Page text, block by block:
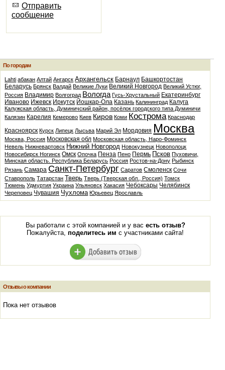
Отправить
сообщение
По городам
Lahti абакан Алтай Ангарск Архангельск Барнаул Башкортостан
Беларусь Брянск Валдай Великие Луки Великий Новгород Великий Устюг,
Россия Владимир Волгоград Вологда Гусь-Хрустальный Екатеринбург
Иваново Ижевск Иркутск Йошкар-Ола Казань Калининград Калуга
Калужская область, Думиничский район, посёлок городского типа Думиничи
Калязин Карелия Кемерово Киев Киров Коми Кострома Краснодар
Красноярск Курск Липецк Лысьва Марий Эл Мордовия Москва
Москва, Россия Московская обл Московская область, Наро-Фоминск
Невель Нижневартовск Нижний Новгород Новокузнецк Новополоцк
НовосибирскНогинск Омск Опочка Пенза Пено Пермь Псков Пуховичи,
Минская область. Республика Беларусь Россия Ростов-на-Дону Рыбинск
Рязань Самара Санкт-Петербург Саратов Смоленск Сочи
Ставрополь Татарстан Тверь Тверь (Тверская обл., Россия) Томск
Тюмень Удмуртия Украина Ульяновск Хакасия Чебоксары Челябинск
Череповец Чувашия Чухлома Юрьевец Ярославль
Вы работали с этой компанией и у вас есть отзыв?
Пожалуйста,поделитесь им с участниками сайта!
Отзывы о компании
Пока нет отзывов